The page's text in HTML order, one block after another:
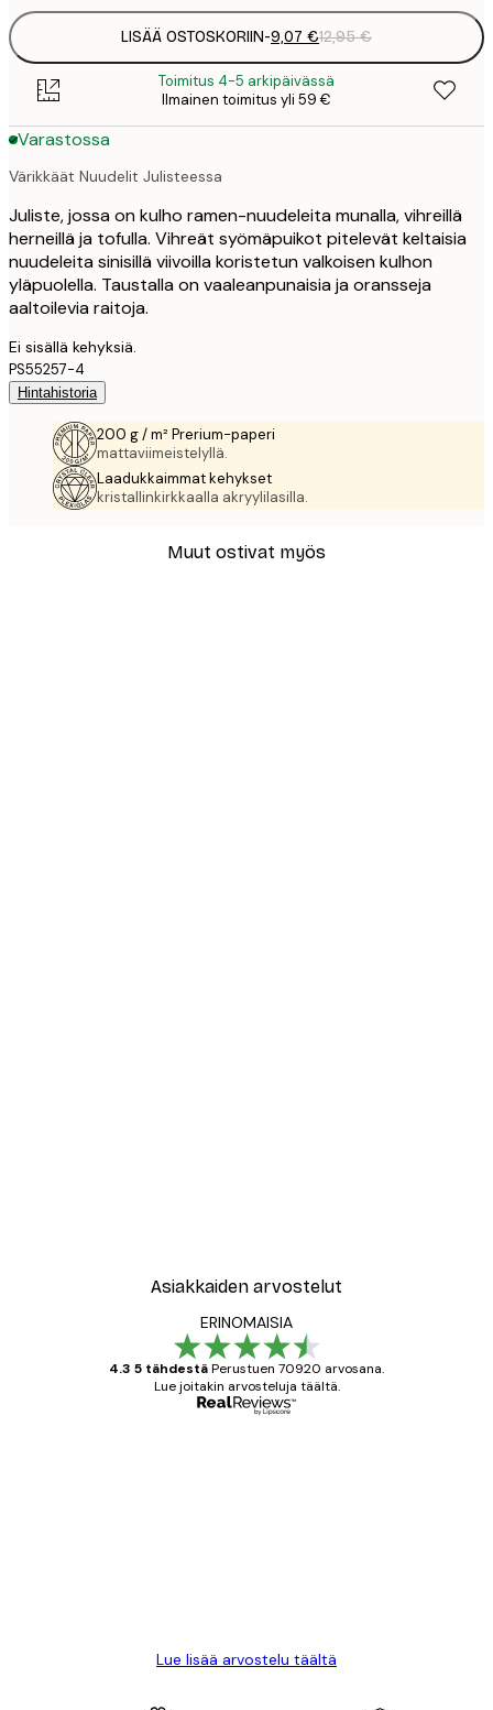
LISÄÄ OSTOSKORIIN-9,07 €12,95 €
Toimitus 4-5 arkipäivässä
Ilmainen toimitus yli 59 €
Varastossa
Värikkäät Nuudelit Julisteessa
Juliste, jossa on kulho ramen-nuudeleita munalla, vihreillä
herneillä ja tofulla. Vihreät syömäpuikot pitelevät keltaisia
nuudeleita sinisillä viivoilla koristetun valkoisen kulhon
yläpuolella. Taustalla on vaaleanpunaisia ja oransseja
aaltoilevia raitoja.
Ei sisällä kehyksiä.
PS55257-4
Hintahistoria
200 g / m² Prerium-paperi
mattaviimeistelyllä.
Laadukkaimmat kehykset
kristallinkirkkaalla akryylilasilla.
Muut ostivat myös
Asiakkaiden arvostelut
ERINOMAISIA
4.3 5 tähdestäPerustuen 70920 arvosana.
Lue joitakin arvosteluja täältä.
Lue lisää arvostelu täältä